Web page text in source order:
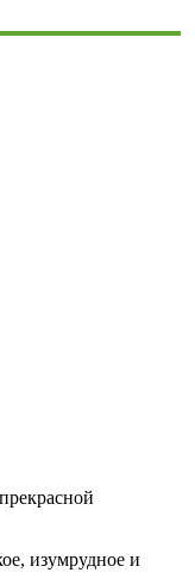
изумрудное и